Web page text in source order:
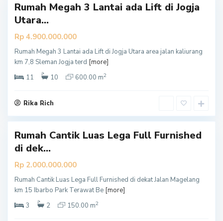
Rumah Megah 3 Lantai ada Lift di Jogja
Utara...
Rp 4.900.000.000
Rumah Megah 3 Lantai ada Lift di Jogja Utara area jalan kaliurang
km 7,8 Sleman Jogja terd [more]
11
10 600.00 m2
Rika Rich
S
l
e
a
Rumah Cantik Luas Lega Full Furnished
di dek...
Rp 2.000.000.000
Rumah Cantik Luas Lega Full Furnished di dekat Jalan Magelang
km 15 Ibarbo Park Terawat Be [more]
3
2 150.00 m2